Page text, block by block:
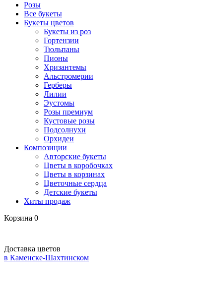
Розы
Все букеты
Букеты цветов
Букеты из роз
Гортензии
Тюльпаны
Пионы
Хризантемы
Альстромерии
Герберы
Лилии
Эустомы
Розы премиум
Кустовые розы
Подсолнухи
Орхидеи
Композиции
Авторские букеты
Цветы в коробочках
Цветы в корзинах
Цветочные сердца
Детские букеты
Хиты продаж
Корзина 0
Доставка цветов
в Каменске-Шахтинском